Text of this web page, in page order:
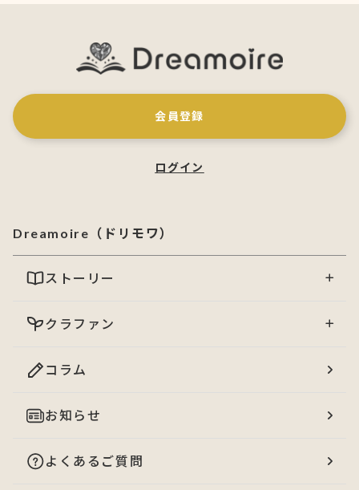
会員登録
ログイン
Dreamoire（ドリモワ）
ストーリー
クラファン
コラム
お知らせ
よくあるご質問